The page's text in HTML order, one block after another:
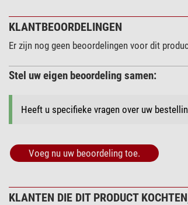
KLANTBEOORDELINGEN
Er zijn nog geen beoordelingen voor dit
Stel uw eigen beoordeling samen:
Heeft u specifieke vragen over uw
Voeg nu uw beoordeling toe.
KLANTEN DIE DIT PRODUCT